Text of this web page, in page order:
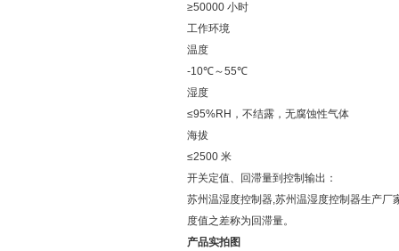
≥50000 小时
工作环境
温度
-10℃～55℃
湿度
≤95%RH，不结露，无腐蚀性气体
海拔
≤2500 米
开关定值、回滞量到控制输出：
苏州温湿度控制器,苏州温湿度控制器生产
度值之差称为回滞量。
产品实拍图